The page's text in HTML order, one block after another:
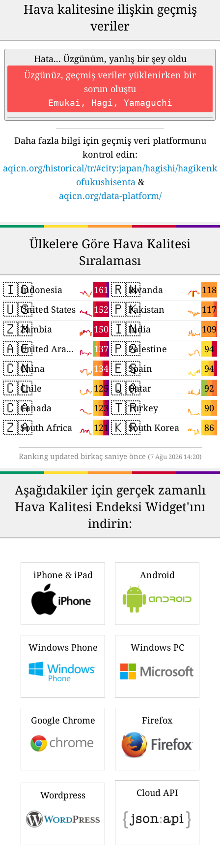
Hava kalitesine ilişkin geçmiş
veriler
Hata... Üzgünüm, yanlış bir şey oldu
Üzgünüz, geçmiş veriler yüklenirken bir
sorun oluştu
Emukai, Hagi, Yamaguchi
Daha fazla bilgi için geçmiş veri platformunu
kontrol edin:
aqicn.org/historical/tr/#city:japan/hagishi/hagikenk
ofukushisenta&
aqicn.org/data-platform/
Ülkelere Göre Hava Kalitesi
Sıralaması
🇮🇩 161
Indonesia
🇺🇸 152
United States
🇿🇲 150
Zambia
🇦🇪 137
United Arab Emirates
🇨🇳 134
China
🇨🇱 125
Chile
🇨🇦 123
Canada
🇿🇦 121
South Africa
🇷🇼 118
Rwanda
🇵🇰 117
Pakistan
🇮🇳 109
India
🇵🇸 94
Palestine
🇪🇸 94
Spain
🇶🇦 92
Qatar
🇹🇷 90
Turkey
🇰🇷 86
South Korea
Ranking updated birkaç saniye önce (7 Ağu 2026 14:20)
Aşağıdakiler için gerçek zamanlı
Hava Kalitesi Endeksi Widget'ını
indirin:
iPhone & iPad Android
Windows Phone Windows PC
Google Chrome Firefox
Wordpress Cloud API